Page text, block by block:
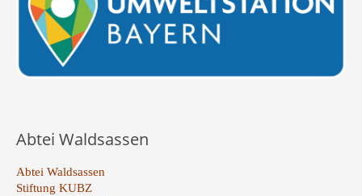
Abtei Waldsassen
Abtei Waldsassen
Stiftung KUBZ